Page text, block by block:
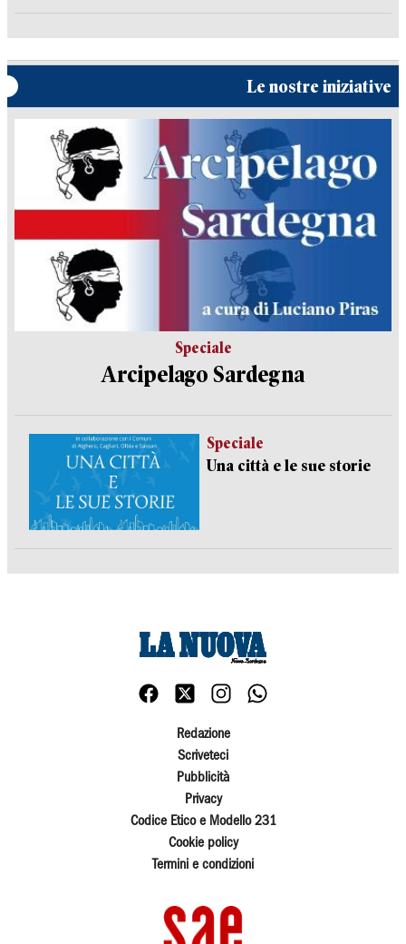
Le nostre iniziative
Speciale
Arcipelago Sardegna
Speciale
Una città e le sue storie
Redazione
Scriveteci
Pubblicità
Privacy
Codice Etico e Modello 231
Cookie policy
Termini e condizioni